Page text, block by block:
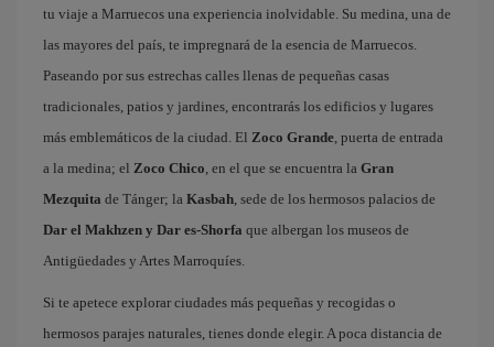
tu viaje a Marruecos una experiencia inolvidable. Su medina, una de
las mayores del país, te impregnará de la esencia de Marruecos.
Paseando por sus estrechas calles llenas de pequeñas casas
tradicionales, patios y jardines, encontrarás los edificios y lugares
más emblemáticos de la ciudad. El Zoco Grande , puerta de entrada
a la medina; el Zoco Chico , en el que se encuentra la Gran
Mezquita de Tánger; la Kasbah , sede de los hermosos palacios de
Dar el Makhzen y Dar es-Shorfa que albergan los museos de
Antigüedades y Artes Marroquíes.
Si te apetece explorar ciudades más pequeñas y recogidas o
hermosos parajes naturales, tienes donde elegir. A poca distancia de